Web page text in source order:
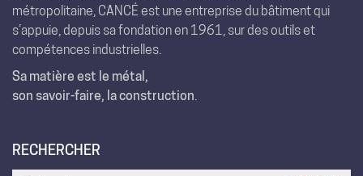
métropolitaine, CANCÉ est une entreprise du bâtiment qui
s’appuie, depuis sa fondation en 1961, sur des outils et
compétences industrielles.
Sa matière est le métal,
son savoir-faire, la construction.
RECHERCHER